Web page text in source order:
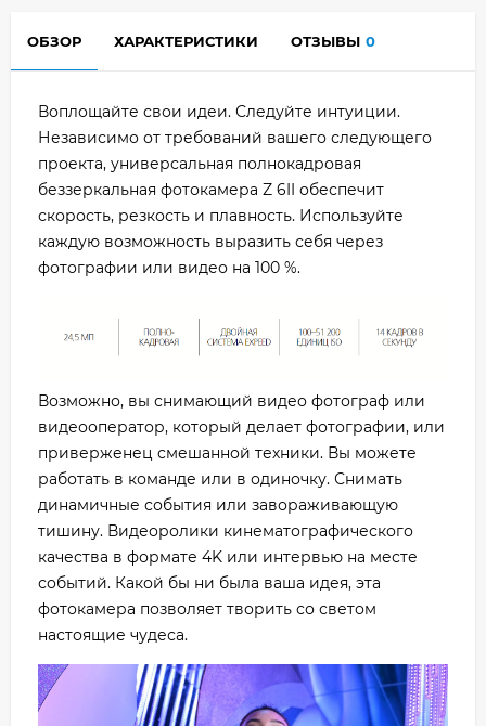
ОБЗОР ХАРАКТЕРИСТИКИ ОТЗЫВЫ 0
Воплощайте свои идеи. Следуйте интуиции.
Независимо от требований вашего следующего
проекта, универсальная полнокадровая
беззеркальная фотокамера Z 6II обеспечит
скорость, резкость и плавность. Используйте
каждую возможность выразить себя через
фотографии или видео на 100 %.
Возможно, вы снимающий видео фотограф или
видеооператор, который делает фотографии, или
приверженец смешанной техники. Вы можете
работать в команде или в одиночку. Снимать
динамичные события или завораживающую
тишину. Видеоролики кинематографического
качества в формате 4K или интервью на месте
событий. Какой бы ни была ваша идея, эта
фотокамера позволяет творить со светом
настоящие чудеса.